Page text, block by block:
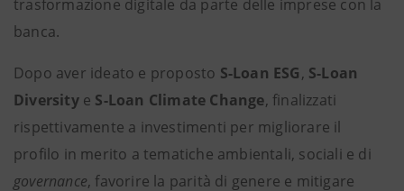
trasformazione digitale da parte delle imprese con la
banca.
Dopo aver ideato e proposto S-Loan ESG, S-Loan
Diversitye S-Loan Climate Change, finalizzati
rispettivamente a investimenti per migliorare il
profilo in merito a tematiche ambientali, sociali e di
governance, favorire la parità di genere e mitigare